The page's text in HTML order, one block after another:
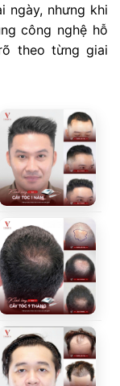
ngày, nhưng khi
công nghệ hỗ
theo từng giai